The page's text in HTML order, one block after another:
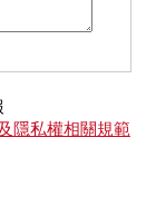
隱私權相關規範